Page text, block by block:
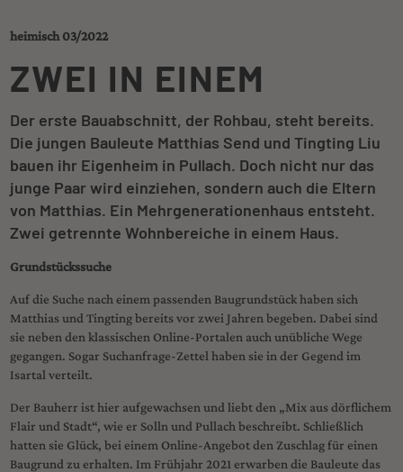
heimisch 03/2022
ZWEI IN EINEM
Der erste Bauabschnitt, der Rohbau, steht bereits.
Die jungen Bauleute Matthias Send und Tingting Liu
bauen ihr Eigenheim in Pullach. Doch nicht nur das
junge Paar wird einziehen, sondern auch die Eltern
von Matthias. Ein Mehrgenerationenhaus entsteht.
Zwei getrennte Wohnbereiche in einem Haus.
Grundstückssuche
Auf die Suche nach einem passenden Baugrundstück haben sich
Matthias und Tingting bereits vor zwei Jahren begeben. Dabei sind
sie neben den klassischen Online-Portalen auch unübliche Wege
gegangen. Sogar Suchanfrage-Zettel haben sie in der Gegend im
Isartal verteilt.
Der Bauherr ist hier aufgewachsen und liebt den „Mix aus dörflichem
Flair und Stadt“, wie er Solln und Pullach beschreibt. Schließlich
hatten sie Glück, bei einem Online-Angebot den Zuschlag für einen
Baugrund zu erhalten. Im Frühjahr 2021 erwarben die Bauleute das